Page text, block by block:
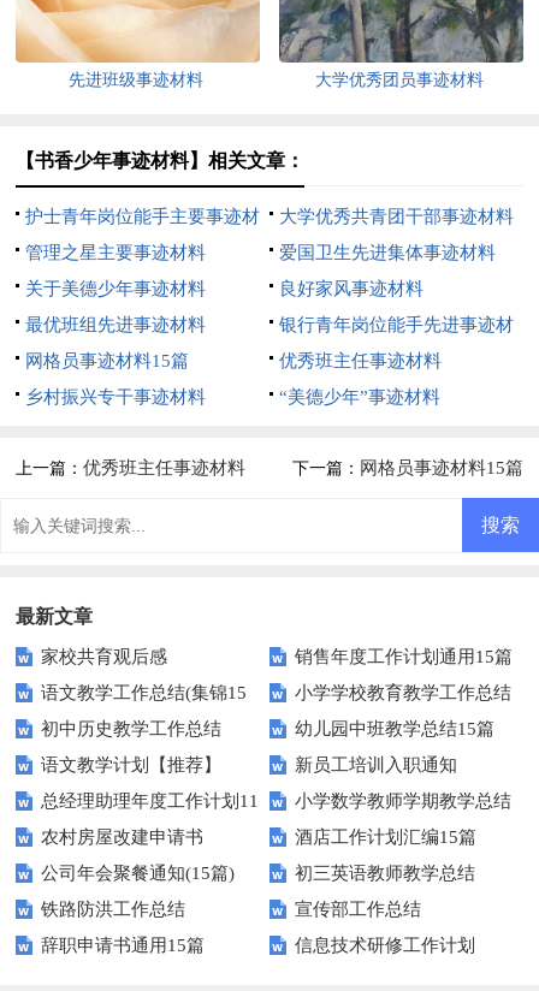
先进班级事迹材料 大学优秀团员事迹材料
【书香少年事迹材料】相关文章：
护士青年岗位能手主要事迹材
料
大学优秀共青团干部事迹材料
管理之星主要事迹材料
爱国卫生先进集体事迹材料
关于美德少年事迹材料
良好家风事迹材料
最优班组先进事迹材料
银行青年岗位能手先进事迹材
料
网格员事迹材料15篇
优秀班主任事迹材料
乡村振兴专干事迹材料
“美德少年”事迹材料
上一篇：优秀班主任事迹材料 下一篇： 网格员事迹材料15篇
最新文章
家校共育观后感
销售年度工作计划通用15篇
语文教学工作总结(集锦15
篇)
小学学校教育教学工作总结
初中历史教学工作总结
幼儿园中班教学总结15篇
语文教学计划【推荐】
新员工培训入职通知
总经理助理年度工作计划11
篇
小学数学教师学期教学总结
农村房屋改建申请书
酒店工作计划汇编15篇
公司年会聚餐通知(15篇)
初三英语教师教学总结
铁路防洪工作总结
宣传部工作总结
辞职申请书通用15篇
信息技术研修工作计划